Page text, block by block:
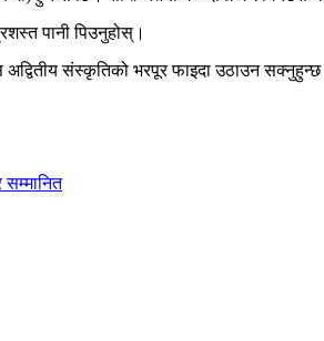
पानी पिउनुहोस् ।
संस्कृतिको भरपूर फाइदा उठाउन